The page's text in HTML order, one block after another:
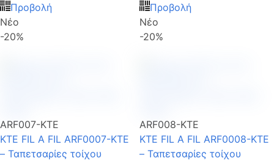
Προβολή
Νέο
-20%
Προβολή
Νέο
-20%
ARF007-KTE
KTE FIL A FIL ARF0007-KTE
– Ταπετσαρίες τοίχου
ARF008-KTE
KTE FIL A FIL ARF0008-KTE
– Ταπετσαρίες τοίχου